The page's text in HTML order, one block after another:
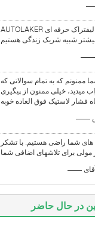
AUTOLAKER در نگهداری لیفتراک حرفه ای
ممنونم که به تمام سوالاتی که
میدید، خیلی ممنون از پیگیری
فشار لاستیک فوق العاده خوبه
های شما راضی هستیم. با تشکر